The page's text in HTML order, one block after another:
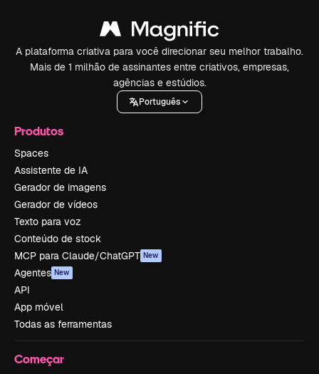
A plataforma criativa para você direcionar seu melhor trabalho.
Mais de 1 milhão de assinantes entre criativos, empresas,
agências e estúdios.
Português
Produtos
Spaces
Assistente de IA
Gerador de imagens
Gerador de vídeos
Texto para voz
Conteúdo de stock
MCP para Claude/ChatGPT New
Agentes New
API
App móvel
Todas as ferramentas
Começar